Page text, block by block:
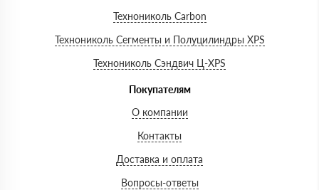
Технониколь Carbon
Технониколь Сегменты и Полуцилиндры XPS
Технониколь Сэндвич Ц-XPS
Покупателям
О компании
Контакты
Доставка и оплата
Вопросы-ответы